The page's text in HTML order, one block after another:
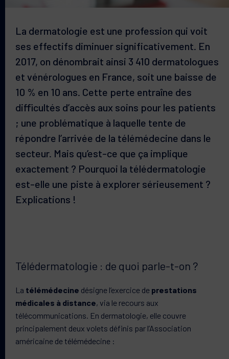
La dermatologie est une profession qui voit
ses effectifs diminuer significativement. En
2017, on dénombrait ainsi 3 410 dermatologues
et vénérologues en France, soit une baisse de
10 % en 10 ans. Cette perte entraîne des
difficultés d’accès aux soins pour les patients
; une problématique à laquelle tente de
répondre l’arrivée de la télémédecine dans le
secteur. Mais qu’est-ce que ça implique
exactement ? Pourquoi la télédermatologie
est-elle une piste à explorer sérieusement ?
Explications !
Télédermatologie : de quoi parle-t-on ?
La télémédecine désigne l’exercice de prestations
médicales à distance, via le recours aux
télécommunications. En dermatologie, elle couvre
principalement deux volets définis par l’Association
américaine de télémédecine :